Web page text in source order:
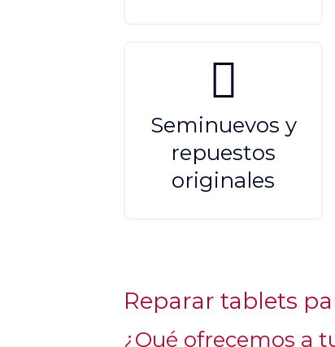
Seminuevos y
repuestos
originales
Reparar tablets
¿Qué ofrecemos a